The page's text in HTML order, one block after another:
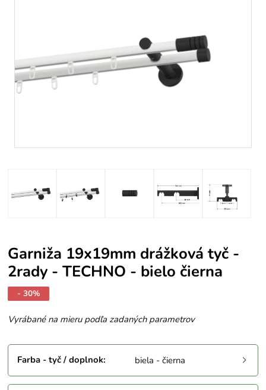
Garniža 19x19mm drážková tyč -
2rady - TECHNO - bielo čierna
- 30%
Vyrábané na mieru podľa zadaných parametrov
Farba - tyč / doplnok: biela - čierna